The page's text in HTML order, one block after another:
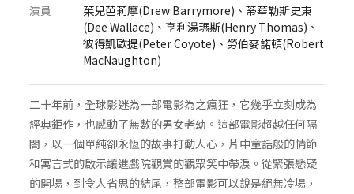
演員
茱兒芭莉摩(Drew Barrymore)、蒂華勒斯史東
(Dee Wallace)、亨利湯瑪斯(Henry Thomas)、
彼得凱歐提(Peter Coyote)、勞伯麥諾頓(Robert
MacNaughton)
二十年前，全球影迷為一部電影為之瘋狂，它幾乎立刻成為
經典鉅作，也感動了無數的男女老幼。這部電影超越任何隔
閤，以一個單純卻永恆的故事打動人心，片中童話般的情節
和寓言式的啟示讓進戲院觀賞的觀眾笑中帶淚。從緊張懸疑
的開場，到令人省思的結尾，整部電影可以說是絕無冷場，